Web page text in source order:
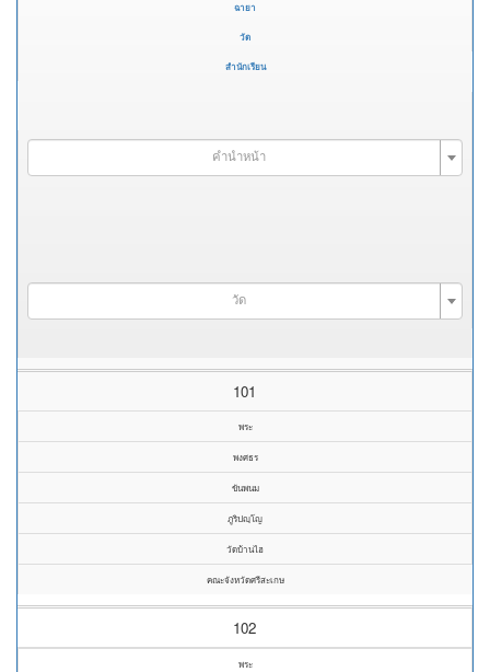
ฉายา
วัด
สำนักเรียน
คำนำหน้า
วัด
101
พระ
พงศธร
ขันพนม
ภูริปญฺโญ
วัดบ้านไฮ
คณะจังหวัดศรีสะเกษ
102
พระ